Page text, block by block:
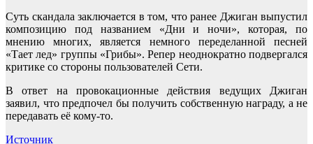
Суть скандала заключается в том, что ранее Джиган выпустил
композицию под названием «Дни и ночи», которая, по
мнению многих, является немного переделанной песней
«Тает лед» группы «Грибы». Репер неоднократно подвергался
критике со стороны пользователей Сети.
В ответ на провокационные действия ведущих Джиган
заявил, что предпочел бы получить собственную награду, а не
передавать её кому-то.
Источник